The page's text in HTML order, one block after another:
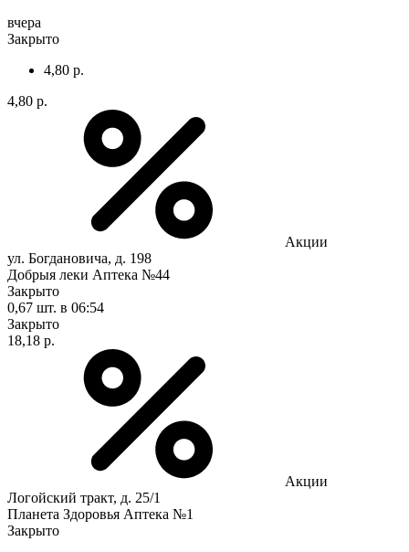
вчера
Закрыто
4,80 р.
4,80 р.
Акции
ул. Богдановича, д. 198
Добрыя леки Аптека №44
Закрыто
0,67 шт. в 06:54
Закрыто
18,18 р.
Акции
Логойский тракт, д. 25/1
Планета Здоровья Аптека №1
Закрыто